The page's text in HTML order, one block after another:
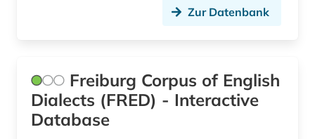
sprachpraxis (3)
sprachunterricht (2)
sprachvariante (2)
Zur Datenbank
Freiburg Corpus of English
Dialects (FRED) - Interactive
Database